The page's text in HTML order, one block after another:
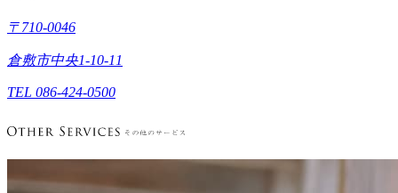
〒710-0046
倉敷市中央1-10-11
TEL 086-424-0500